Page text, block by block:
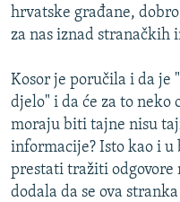
TV LIBERTY
MOJA EVROPA
SVE KARTE DEJTONA
NASTANAK I RASPAD
Sve RFE/RL stranice
hrvatske građane,
za nas iznad stranačkih
Kosor je poručila i da
djelo" i da će za to neko
moraju biti tajne nisu
informacije? Isto kao i
prestati tražiti odgovore
dodala da se ova